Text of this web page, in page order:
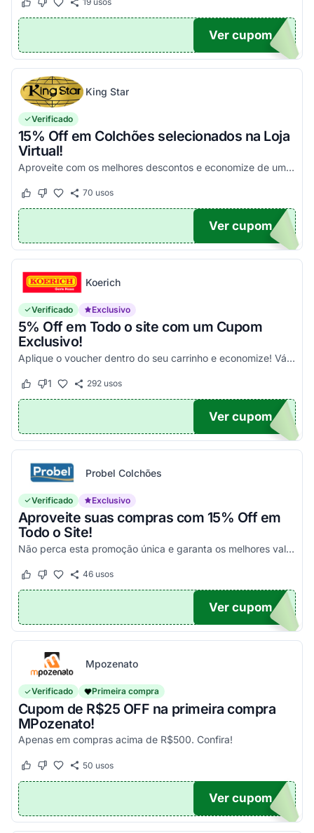
Este cupom funcionou
Este cupom não funcionou
10
Ver cupom
King Star
Verificado
15% Off em Colchões selecionados na Loja
Virtual!
Aproveite com os melhores descontos e economize de uma maneira simples!
Este cupom funcionou
Este cupom não funcionou
70 usos
15
Ver cupom
Koerich
Verificado Exclusivo
5% Off em Todo o site com um Cupom
Exclusivo!
Aplique o voucher dentro do seu carrinho e economize! Válido na sua primeira compra &nbsp;
Este cupom funcionou
Este cupom não funcionou
1 292usos
UPOM
Ver cupom
Probel Colchões
Verificado Exclusivo
Aproveite suas compras com 15% Off em
Todo o Site!
Não perca esta promoção única e garanta os melhores valores em todas as suas compras online ainda hoje!
Este cupom funcionou
Este cupom não funcionou
46usos
15AD
Ver cupom
Mpozenato
Verificado Primeira compra
Cupom de R$25 OFF na primeira compra
MPozenato!
Apenas em compras acima de R$500. Confira!
Este cupom funcionou
Este cupom não funcionou
50 usos
NDO
Ver cupom